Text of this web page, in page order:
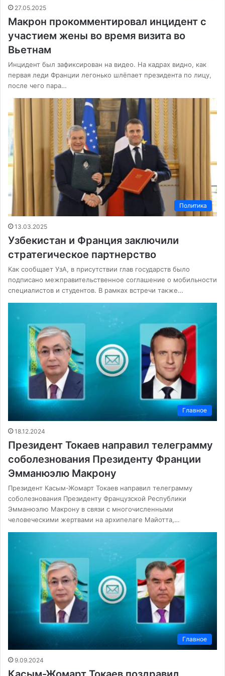
27.05.2025
Макрон прокомментировал инцидент с
участием жены во время визита во
Вьетнам
Инцидент был зафиксирован на видео. На кадрах видно, как
первая леди Франции легонько шлёпает президента по лицу,
после чего пара…
Политика
13.03.2025
Узбекистан и Франция заключили
стратегическое партнерство
Как сообщает УзА, в присутствии глав государств было
подписано межправительственное соглашение о мобильности
специалистов и студентов. В рамках встречи также…
Главное
18.12.2024
Президент Токаев направил телеграмму
соболезнования Президенту Франции
Эмманюэлю Макрону
Президент Касым-Жомарт Токаев направил телеграмму
соболезнования Президенту Французской Республики
Эмманюэлю Макрону в связи с многочисленными
человеческими жертвами на архипелаге Майотта,…
Главное
9.09.2024